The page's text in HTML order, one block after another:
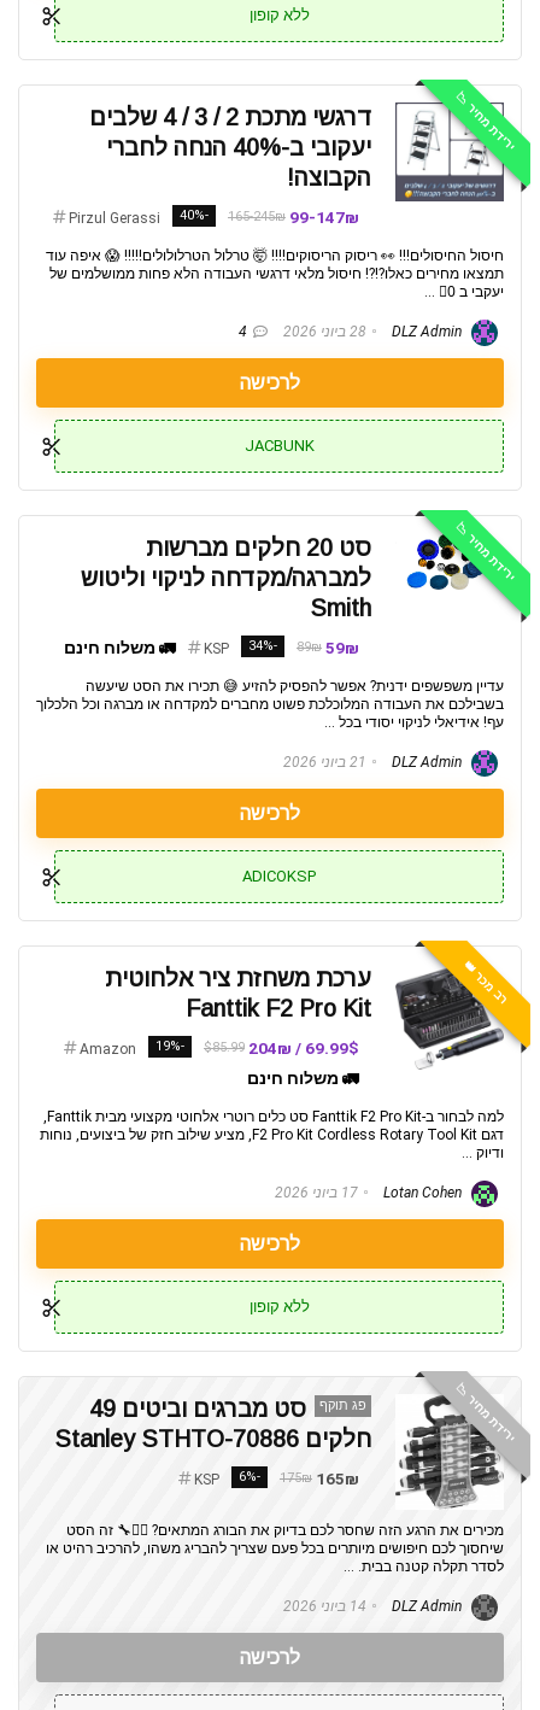
ללא קופון
ירידת מחיר 📉
דרגשי מתכת 2 / 3 / 4 שלבים
יעקובי ב-40% הנחה לחברי
הקבוצה!
99-147₪
165-245₪
-40%
Pirzul Gerassi
חיסול החיסולים!!! 👀 ריסוק הריסוקים!!!! 🤯 טרלול הטרלולולים!!!!! 😱 איפה עוד
תמצאו מחירים כאלו?!?! חיסול מלאי דרגשי העבודה הלא פחות ממושלמים של
יעקבי ב 0⃣ ...
28 ביוני 2026 4
לרכישה
JACBUNK
ירידת מחיר 📉
סט 20 חלקים מברשות
למברגה/מקדחה לניקוי וליטוש
Smith
59₪
89₪
-34%
KSP 🚛 משלוח חינם
עדיין משפשפים ידנית? אפשר להפסיק להזיע 😅 תכירו את הסט שיעשה
בשבילכם את העבודה המלוכלכת פשוט מחברים למקדחה או מברגה וכל הלכלוך
עף! אידיאלי לניקוי יסודי בכל ...
21 ביוני 2026
לרכישה
ADICOKSP
רב מכר 👑
ערכת משחזת ציר אלחוטית
Fanttik F2 Pro Kit
69.99$ / 204₪
$85.99
-19%
Amazon
🚛 משלוח חינם
למה לבחור ב-Fanttik F2 Pro Kit סט כלים רוטרי אלחוטי מקצועי מבית Fanttik,
דגם F2 Pro Kit Cordless Rotary Tool Kit, מציע שילוב חזק של ביצועים, נוחות
ודיוק ...
17 ביוני 2026
לרכישה
ללא קופון
ירידת מחיר 📉 פג תוקף
סט מברגים וביטים 49
חלקים Stanley STHTO-70886
165₪
175₪
-6%
KSP
מכירים את הרגע הזה שחסר לכם בדיוק את הבורג המתאים? 🤦‍♂️🔧 זה הסט
שיחסוך לכם חיפושים מיותרים בכל פעם שצריך להבריג משהו, להרכיב רהיט או
לסדר תקלה קטנה בבית. ...
14 ביוני 2026
לרכישה